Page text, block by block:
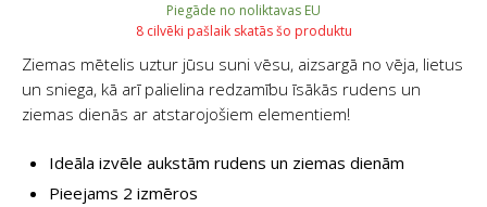
Piegāde no noliktavas EU
8 cilvēki pašlaik skatās šo produktu
Ziemas mētelis uztur jūsu suni vēsu, aizsargā no vēja, lietus
un sniega, kā arī palielina redzamību īsākās rudens un
ziemas dienās ar atstarojošiem elementiem!
Ideāla izvēle aukstām rudens un ziemas dienām
Pieejams 2 izmēros